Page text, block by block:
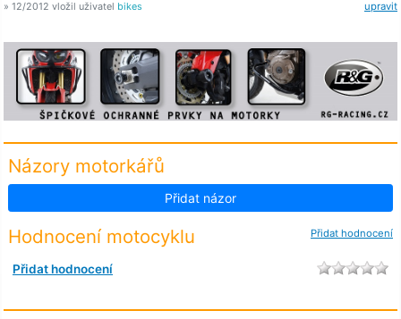
upravit
» 12/2012 vložil uživatel bikes
Názory motorkářů
Přidat názor
Přidat hodnocení
Hodnocení motocyklu
Přidat hodnocení